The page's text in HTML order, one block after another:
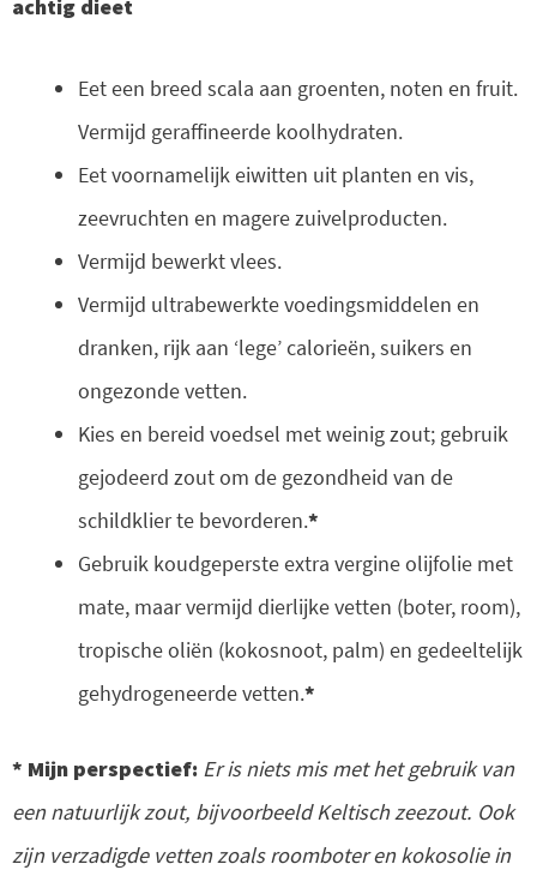
achtig dieet
Eet een breed scala aan groenten, noten en fruit.
Vermijd geraffineerde koolhydraten.
Eet voornamelijk eiwitten uit planten en vis,
zeevruchten en magere zuivelproducten.
Vermijd bewerkt vlees.
Vermijd ultrabewerkte voedingsmiddelen en
dranken, rijk aan ‘lege’ calorieën, suikers en
ongezonde vetten.
Kies en bereid voedsel met weinig zout; gebruik
gejodeerd zout om de gezondheid van de
schildklier te bevorderen.*
Gebruik koudgeperste extra vergine olijfolie met
mate, maar vermijd dierlijke vetten (boter, room),
tropische oliën (kokosnoot, palm) en gedeeltelijk
gehydrogeneerde vetten.*
* Mijn perspectief: Er is niets mis met het gebruik van
een natuurlijk zout, bijvoorbeeld Keltisch zeezout. Ook
zijn verzadigde vetten zoals roomboter en kokosolie in